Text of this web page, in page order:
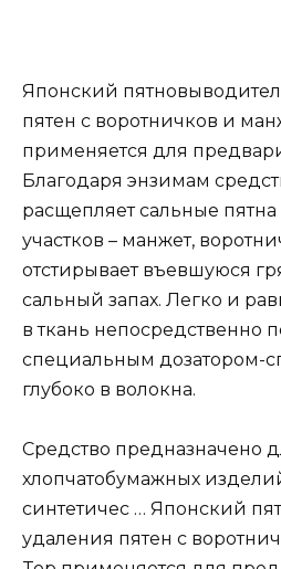
Японский
пятен с воротничков и
применяется для
Благодаря энзимам
расщепляет сальные
участков – манжет,
отстирывает въевшуюся
сальный запах. Легко и
в ткань непосредственно
специальным дозатором-
глубоко в волокна.
Средство предназначено
хлопчатобумажных
синтетичес … Японский
удаления пятен с